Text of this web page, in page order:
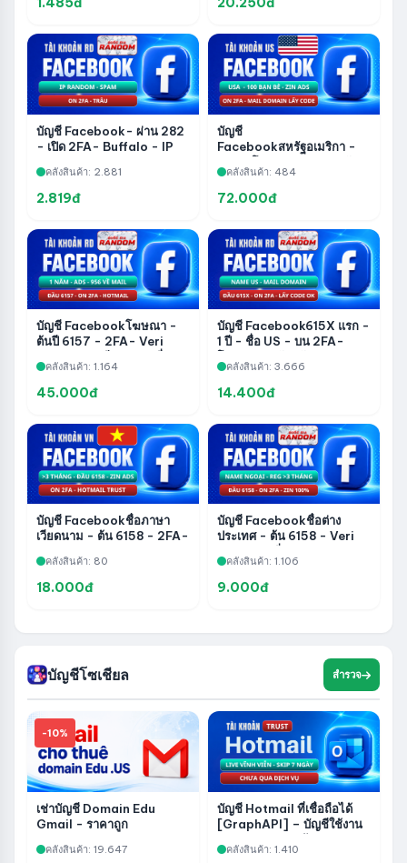
บัญชี Facebook- ผ่าน 282
- เปิด 2FA- Buffalo - IP
คลังสินค้า: 2.881
2.819đ
บัญชี
Facebookสหรัฐอเมริกา -
รหัส - เพื่อน 100 คน - Zin
ADS
คลังสินค้า: 484
72.000đ
บัญชี Facebookโฆษณา -
ต้นปี 6157 - 2FA- Veri
กับเมล - ผ่าน 282 - แชร์เพจ
โดยไม่มี WhatsApp
คลังสินค้า: 1.164
45.000đ
บัญชี Facebook615X แรก -
1 ปี - ชื่อ US - บน 2FA-
คลังสินค้า: 3.666
14.400đ
บัญชี Facebookชื่อภาษา
เวียดนาม - ต้น 6158 - 2FA-
Hotmailความน่าเชื่อถือ -
Zin ADS - การลงทะเบียน
คลังสินค้า: 80
18.000đ
บัญชี Facebookชื่อต่าง
ประเทศ - ต้น 6158 - Veri
2FA100% Zin - Reg
มากกว่า 3 เดือน - ต้น 6158
คลังสินค้า: 1.106
9.000đ
บัญชีโซเชียล สำรวจ
-10%
เช่าบัญชี Domain Edu
Gmail - ราคาถูก
คลังสินค้า: 19.647
บัญชี Hotmail ที่เชื่อถือได้
[GraphAPI] – บัญชีใช้งาน
วัน – ไม่เคยใช้งานมาก่อน
คลังสินค้า: 1.410